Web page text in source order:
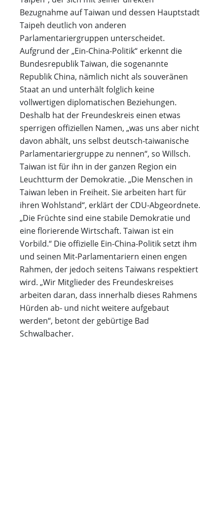
Bezugnahme auf Taiwan und dessen Hauptstadt
Taipeh deutlich von anderen
Parlamentariergruppen unterscheidet.
Aufgrund der „Ein-China-Politik“ erkennt die
Bundesrepublik Taiwan, die sogenannte
Republik China, nämlich nicht als souveränen
Staat an und unterhält folglich keine
vollwertigen diplomatischen Beziehungen.
Deshalb hat der Freundeskreis einen etwas
sperrigen offiziellen Namen, „was uns aber nicht
davon abhält, uns selbst deutsch-taiwanische
Parlamentariergruppe zu nennen“, so Willsch.
Taiwan ist für ihn in der ganzen Region ein
Leuchtturm der Demokratie. „Die Menschen in
Taiwan leben in Freiheit. Sie arbeiten hart für
ihren Wohlstand“, erklärt der CDU-Abgeordnete.
„Die Früchte sind eine stabile Demokratie und
eine florierende Wirtschaft. Taiwan ist ein
Vorbild.“ Die offizielle Ein-China-Politik setzt ihm
und seinen Mit-Parlamentariern einen engen
Rahmen, der jedoch seitens Taiwans respektiert
wird. „Wir Mitglieder des Freundeskreises
arbeiten daran, dass innerhalb dieses Rahmens
Hürden ab- und nicht weitere aufgebaut
werden“, betont der gebürtige Bad
Schwalbacher.